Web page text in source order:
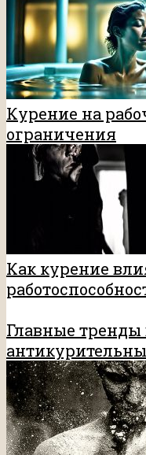
Курение на
ограничения
Как курение
Главные тренды